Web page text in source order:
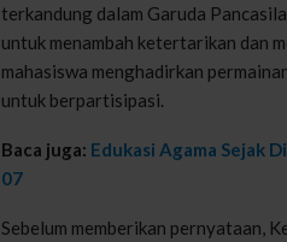
terkandung dalam Garuda
untuk menambah ketertarikan dan
mahasiswa menghadirkan
untuk berpartisipasi.
Baca juga: Edukasi Agama Sejak
07
Sebelum memberikan pernyataan,